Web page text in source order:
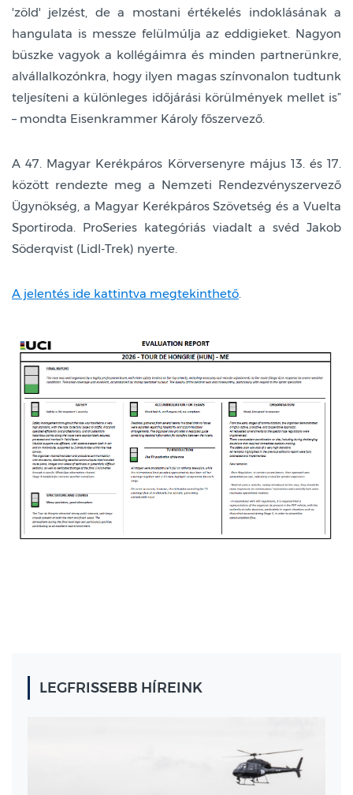
'zöld' jelzést, de a mostani értékelés indoklásának a
hangulata is messze felülmúlja az eddigieket. Nagyon
büszke vagyok a kollégáimra és minden partnerünkre,
alvállalkozónkra, hogy ilyen magas színvonalon tudtunk
teljesíteni a különleges időjárási körülmények mellet is”
– mondta Eisenkrammer Károly főszervező.
A 47. Magyar Kerékpáros Körversenyre május 13. és 17.
között rendezte meg a Nemzeti Rendezvényszervező
Ügynökség, a Magyar Kerékpáros Szövetség és a Vuelta
Sportiroda. ProSeries kategóriás viadalt a svéd Jakob
Söderqvist (Lidl-Trek) nyerte.
A jelentés ide kattintva megtekinthető.
LEGFRISSEBB HÍREINK